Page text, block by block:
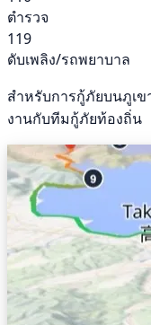
ตำรวจ
119
ดับเพลิง/รถพยาบาล
สำหรับการกู้ภัยบนภูเข
งานกับทีมกู้ภัยท้องถิ่น